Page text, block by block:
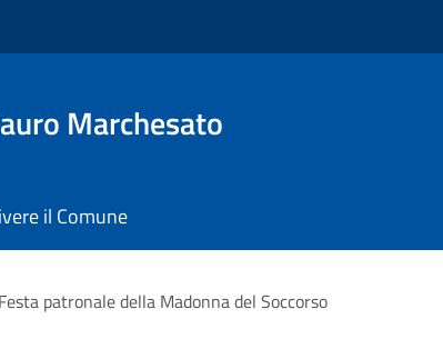
Marchesato
il Comune
Festa patronale della Madonna del Soccorso